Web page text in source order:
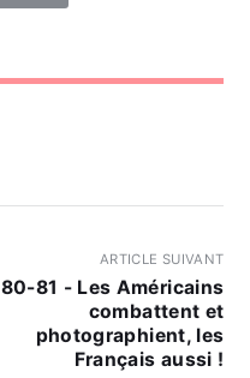
ARTICLE SUIVANT
80-81 - Les Américains
combattent et
photographient, les
Français aussi !